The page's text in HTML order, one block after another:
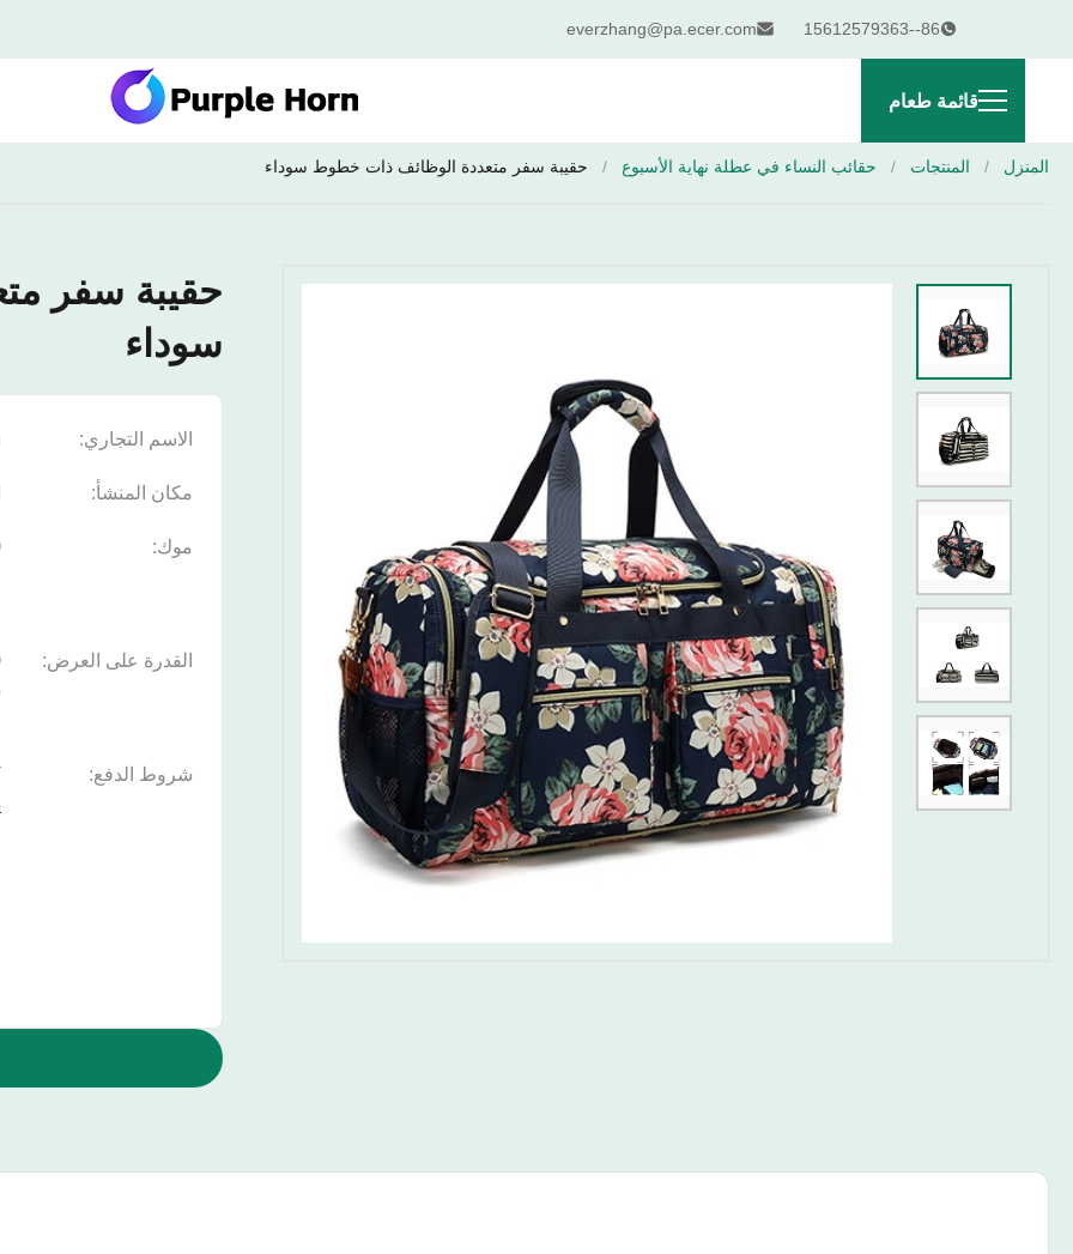
86--15612579363
everzhang@pa.ecer.com
قائمة طعام
المنزل / المنتجات / حقائب النساء في عطلة نهاية الأسبوع / حقيبة سفر متعددة الوظائف ذات خطوط سوداء
حقيبة سفر
سوداء
الاسم التجاري:
مكان المنشأ:
موك:
القدرة على العرض:
شروط الدفع: